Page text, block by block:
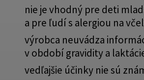
nie je vhodný pre deti
a pre ľudí s alergiou na
výrobca neuvádza
v období gravidity a
vedľajšie účinky nie sú